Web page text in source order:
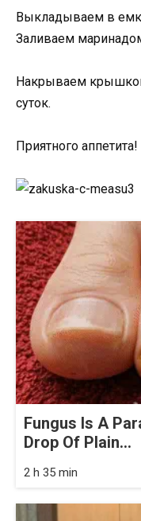
Выкладываем в
Заливаем
Накрываем
суток.
Приятного аппетита!
Fungus Is A
Drop Of Plain...
2 h 35 min